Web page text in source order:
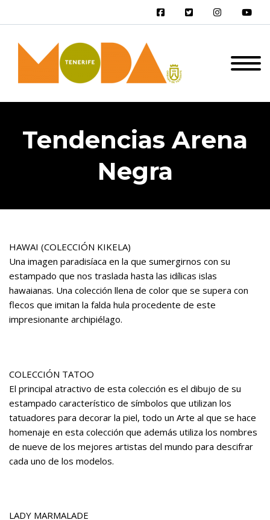
Tendencias Arena
Negra
HAWAI (COLECCIÓN KIKELA)
Una imagen paradisíaca en la que sumergirnos con su
estampado que nos traslada hasta las idílicas islas
hawaianas. Una colección llena de color que se supera con
flecos que imitan la falda hula procedente de este
impresionante archipiélago.
COLECCIÓN TATOO
El principal atractivo de esta colección es el dibujo de su
estampado característico de símbolos que utilizan los
tatuadores para decorar la piel, todo un Arte al que se hace
homenaje en esta colección que además utiliza los nombres
de nueve de los mejores artistas del mundo para descifrar
cada uno de los modelos.
LADY MARMALADE